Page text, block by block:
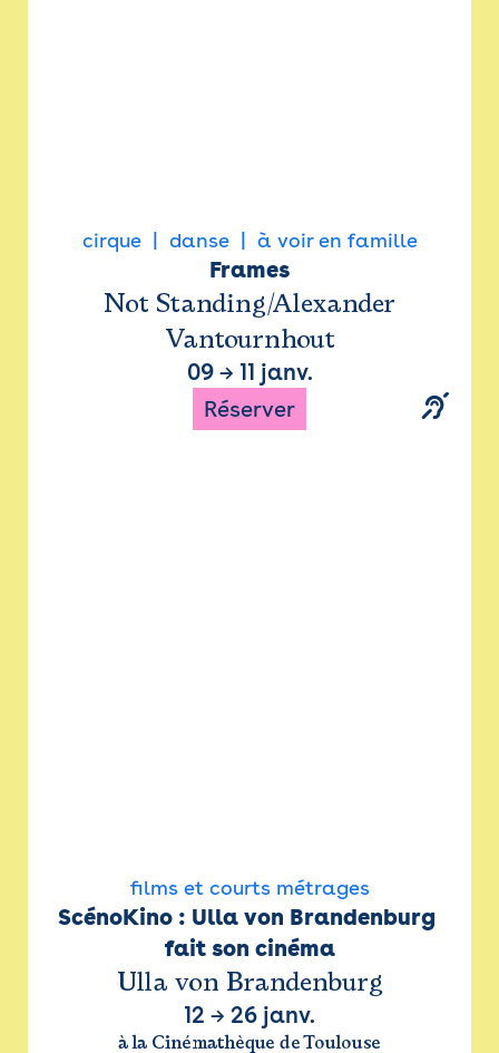
cirque danse à voir en famille
Frames
Not Standing/Alexander
Vantournhout
09→ 11 janv.
Réserver
films et courts métrages
ScénoKino : Ulla von Brandenburg
fait son cinéma
Ulla von Brandenburg
12 → 26 janv.
à la Cinémathèque de Toulouse